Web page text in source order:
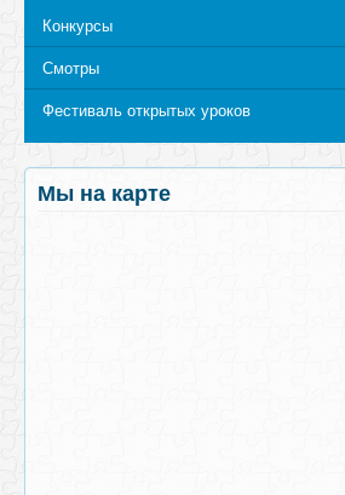
Конкурсы
Смотры
Фестиваль открытых уроков
Мы на карте